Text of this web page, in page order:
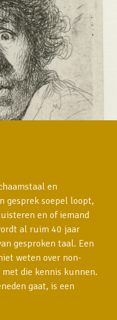
en
gesprek soepel loopt,
en of iemand
al ruim 40 jaar
gesproken taal. Een
weten over non-
die kennis kunnen.
gaat, is een